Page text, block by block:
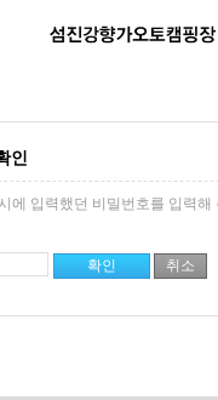
인
에 입력했던 비밀번호를 입력해